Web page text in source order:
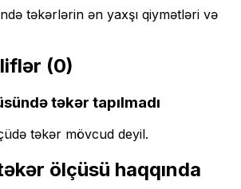
təkərlərin ən yaxşı qiymətləri və
(0)
təkər tapılmadı
təkər mövcud deyil.
ölçüsü haqqında